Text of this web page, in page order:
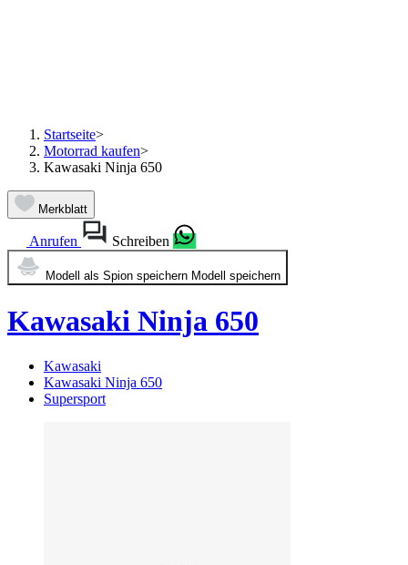
Startseite>
Motorrad kaufen>
Kawasaki Ninja 650
Merkblatt
Anrufen Schreiben
Modell als Spion speichern Modell speichern
Kawasaki Ninja 650
Kawasaki
Kawasaki Ninja 650
Supersport